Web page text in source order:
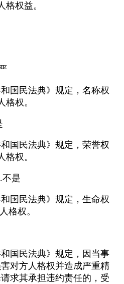
权益。
国民法典》规定，名称权
格权。
国民法典》规定，荣誉权
格权。
国民法典》规定，生命权
格权。
国民法典》规定，因当事
对方人格权并造成严重精
求其承担违约责任的，受